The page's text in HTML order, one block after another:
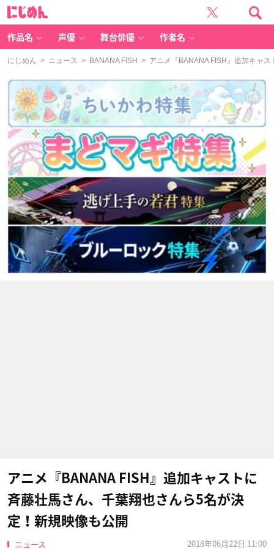
作品名 声優 舞台俳優 作者名
にじめん > ニュース > BANANA FISH > アニメ『BANANA FISH』追加キャ
アニメ『BANANA FISH』追加キャストに
斉藤壮馬さん、千葉翔也さんら5名が決
定！新規映像も公開
ニュース
2018年06月22日 11:00